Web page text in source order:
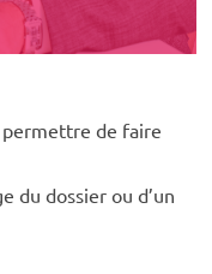
permettre de faire
du dossier ou d’un